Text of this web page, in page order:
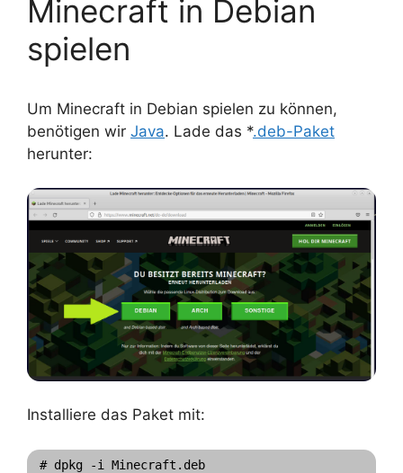
Minecraft in Debian
spielen
Um Minecraft in Debian spielen zu können,
benötigen wir Java. Lade das *.deb-Paket
herunter:
Installiere das Paket mit:
# dpkg -i Minecraft.deb